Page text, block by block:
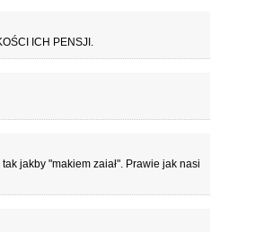
ICH PENSJI.
jakby "makiem zaiał". Prawie jak nasi